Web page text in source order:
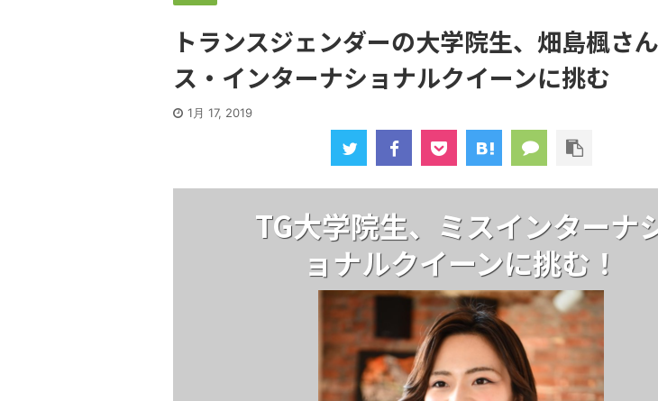
トランスジェンダーの大学院生、畑島楓さ
ス・インターナショナルクイーンに挑む
1月 17, 2019
TG大学院生、ミスインターナ
ョナルクイーンに挑む！